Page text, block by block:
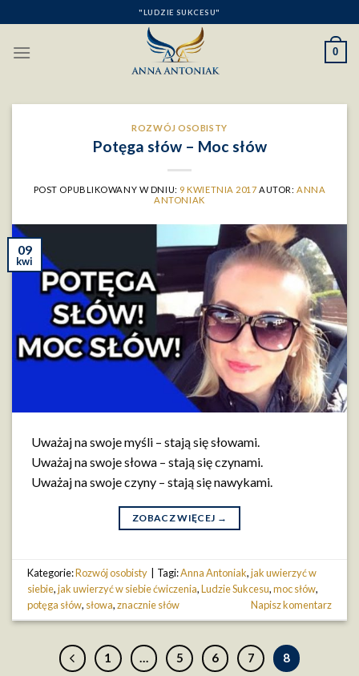
to
content
"LUDZIE SUKCESU"
0
ROZWÓJ OSOBISTY
Potęga słów – Moc słów
POST OPUBLIKOWANY W DNIU: 9 KWIETNIA 2017 AUTOR: ANNA
ANTONIAK
09
kwi
Uważaj na swoje myśli – stają się słowami.
Uważaj na swoje słowa – stają się czynami.
Uważaj na swoje czyny – stają się nawykami.
ZOBACZ WIĘCEJ →
Kategorie:Rozwój osobisty Tagi:Anna Antoniak,jak uwierzyć w
siebie,jak uwierzyć w siebie ćwiczenia,Ludzie Sukcesu,moc słów,
potęga słów, słowa,znacznie słów Napisz komentarz
1 … 5 6 7 8